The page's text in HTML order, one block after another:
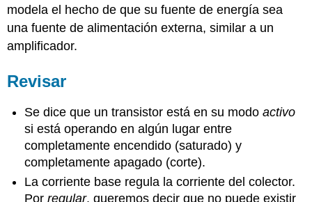
modela el hecho de que su fuente de energía sea
una fuente de alimentación externa, similar a un
amplificador.
Revisar
Se dice que un transistor está en su modoactivo
si está operando en algún lugar entre
completamente encendido (saturado) y
completamente apagado (corte).
La corriente base regula la corriente del colector.
Porregular, queremos decir que no puede existir